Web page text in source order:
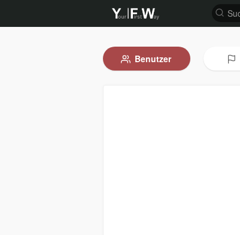
Benutzer